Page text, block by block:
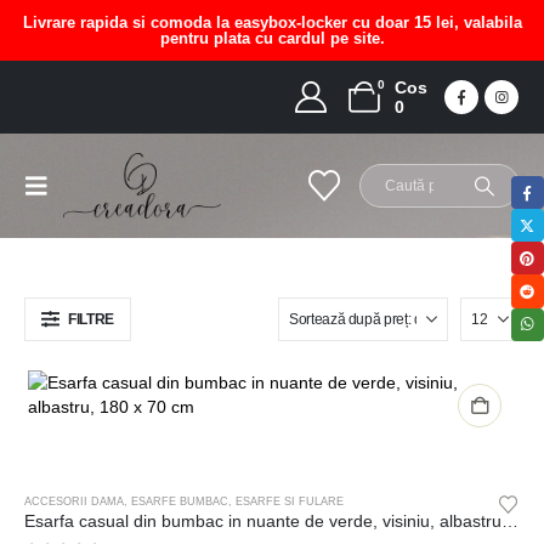
Livrare rapida si comoda la easybox-locker cu doar 15 lei, valabila
pentru plata cu cardul pe site.
0
Cos
0
esarfa casual din bumbac subtire
ESARFA CASUAL DIN BUMBAC SUBTIRE
FILTRE
ACCESORII DAMA, ESARFE BUMBAC , ESARFE SI FULARE
Esarfa casual din bumbac in nuante de verde, visiniu, albastru, 180 x 70 cm